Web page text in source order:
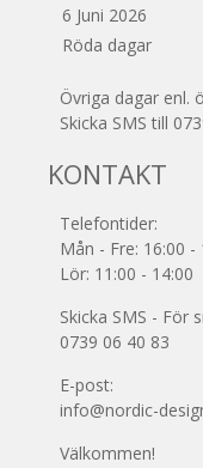
6 Juni 2026
Röda dagar
Övriga dagar enl.
Skicka SMS till
KONTAKT
Telefontider:
Mån - Fre: 16:00 -
Lör: 11:00 - 14:00
Skicka SMS - För
0739 06 40 83
E-post:
info@nordic-
Välkommen!